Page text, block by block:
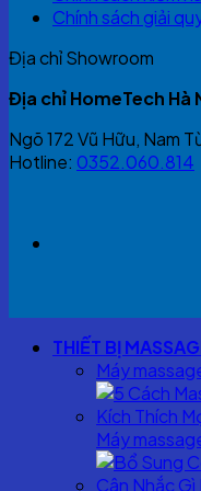
Chính sách giải
Địa chỉ Showroom
Địa chỉ HomeTech Hà
Ngõ 172 Vũ Hữu, Nam
Hotline: 0352.060.814
THIẾT BỊ
Máy
Máy